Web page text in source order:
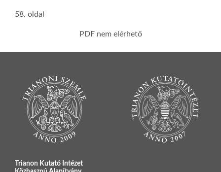
58. oldal
PDF nem elérhető
Trianon Kutató Intézet